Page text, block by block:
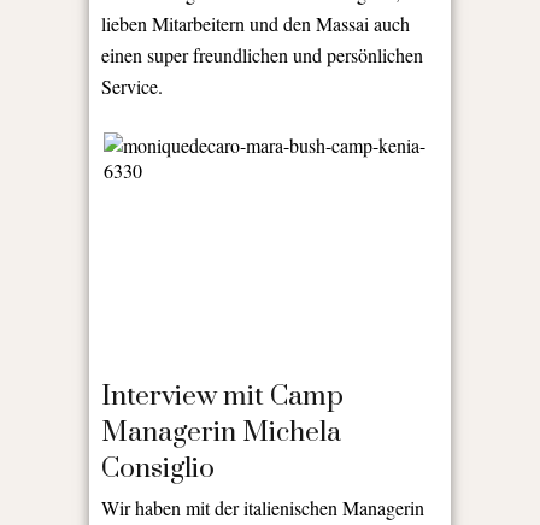
lieben Mitarbeitern und den Massai auch
einen super freundlichen und persönlichen
Service.
Interview mit Camp
Managerin Michela
Consiglio
Wir haben mit der italienischen Managerin